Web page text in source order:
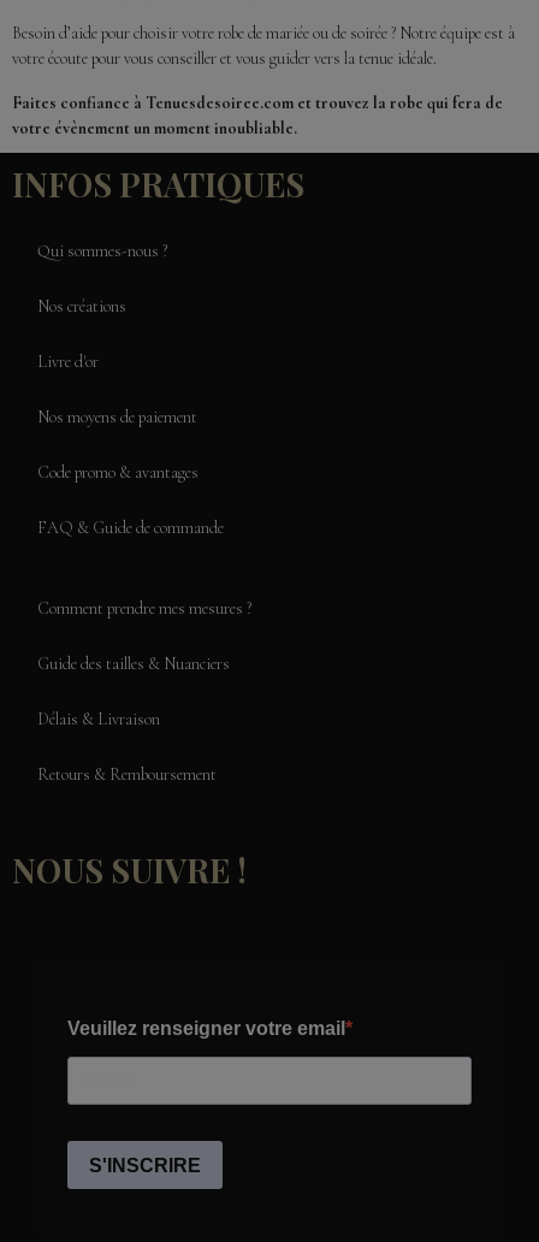
Besoin d’aide pour choisir votre robe de mariée ou de soirée ? Notre équipe est à
votre écoute pour vous conseiller et vous guider vers la tenue idéale.
Faites confiance à Tenuesdesoiree.com et trouvez la robe qui fera de
votre évènement un moment inoubliable.
INFOS PRATIQUES
Qui sommes-nous ?
Nos créations
Livre d'or
Nos moyens de paiement
Code promo & avantages
FAQ & Guide de commande
Comment prendre mes mesures ?
Guide des tailles & Nuanciers
Délais & Livraison
Retours & Remboursement
NOUS SUIVRE !